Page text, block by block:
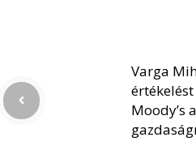
Varga
Moody’s